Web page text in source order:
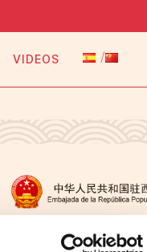
VIDEOS